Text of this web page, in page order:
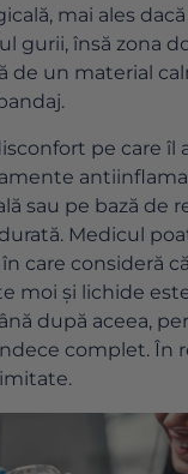
mai ales
gurii, însă zona
de un material
pe care îl
sau pe bază de
Medicul
care consideră
moi și lichide
după aceea,
complet. În